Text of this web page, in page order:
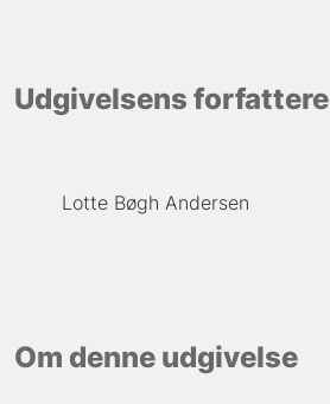
Udgivelsens forfattere
Lotte Bøgh Andersen
Om denne udgivelse